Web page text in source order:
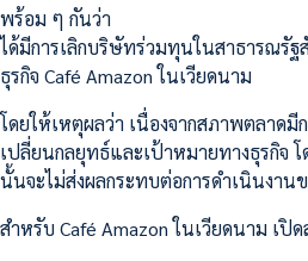
พร้อม ๆ กันว่า
ได้มีการเลิกบริษัทร่วมทุนในสาธารณรัฐ
ธุรกิจ Café Amazon ในเวียดนาม
โดยให้เหตุผลว่า เนื่องจากสภาพตลาด
เปลี่ยนกลยุทธ์และเป้าหมายทางธุรกิจ โด
นั้นจะไม่ส่งผลกระทบต่อการดําเนินงานข
สำหรับ Café Amazon ในเวียดนาม เปิ